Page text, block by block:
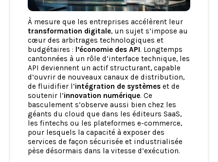
À mesure que les entreprises accélèrent leur
transformation digitale, un sujet s’impose au
cœur des arbitrages technologiques et
budgétaires : l’économie des API. Longtemps
cantonnées à un rôle d’interface technique, les
API deviennent un actif structurant, capable
d’ouvrir de nouveaux canaux de distribution,
de fluidifier l’intégration de systèmes et de
soutenir l’innovation numérique. Ce
basculement s’observe aussi bien chez les
géants du cloud que dans les éditeurs SaaS,
les fintechs ou les plateformes e-commerce,
pour lesquels la capacité à exposer des
services de façon sécurisée et industrialisée
pèse désormais dans la vitesse d’exécution.